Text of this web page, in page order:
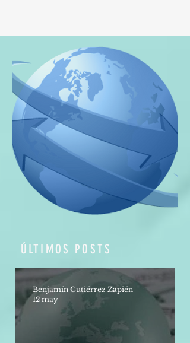
ÚLTIMOS POSTS
Benjamín Gutiérrez Zapién